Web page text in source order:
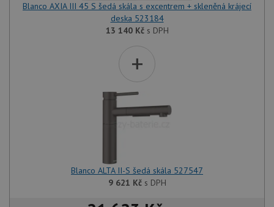
Blanco AXIA III 45 S šedá skála s excentrem + skleněná krájecí
deska 523184
13 140 Kčs DPH
+
Blanco ALTA II-S šedá skála 527547
9 621 Kčs DPH